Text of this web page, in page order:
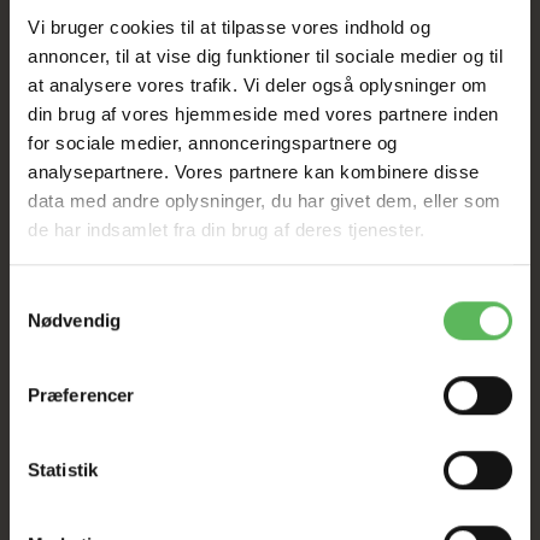
Vi bruger cookies til at tilpasse vores indhold og
annoncer, til at vise dig funktioner til sociale medier og til
at analysere vores trafik. Vi deler også oplysninger om
din brug af vores hjemmeside med vores partnere inden
for sociale medier, annonceringspartnere og
analysepartnere. Vores partnere kan kombinere disse
data med andre oplysninger, du har givet dem, eller som
de har indsamlet fra din brug af deres tjenester.
Nødvendig
Præferencer
Statistik
HELE WEBSHOPPEN ER
SAT NED
Tilbud GÆLDER IKKE
I FYSISK BUTIKKERE
BESKRIVELSE